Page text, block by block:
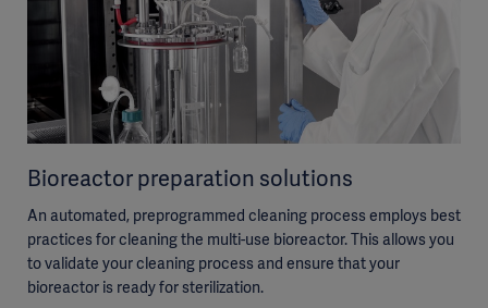
Bioreactor preparation solutions
An automated, preprogrammed cleaning process employs best
practices for cleaning the multi-use bioreactor. This allows you
to validate your cleaning process and ensure that your
bioreactor is ready for sterilization.